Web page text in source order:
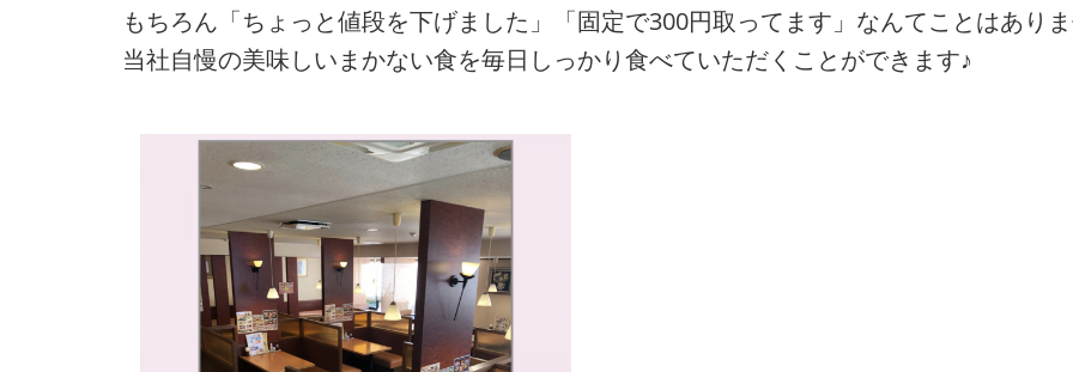
もちろん「ちょっと値段を下げました」「固定で300円取ってます」なんてことはあり
当社自慢の美味しいまかない食を毎日しっかり食べていただくことができます♪